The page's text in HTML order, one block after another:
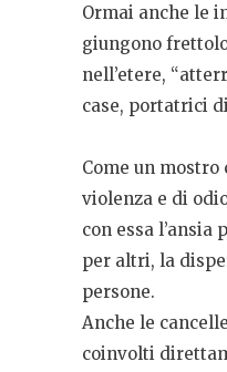
Ormai anche le
giungono
nell’etere,
case, portatrici
Come un
violenza e di
con essa
per altri, la
persone.
Anche le
coinvolti